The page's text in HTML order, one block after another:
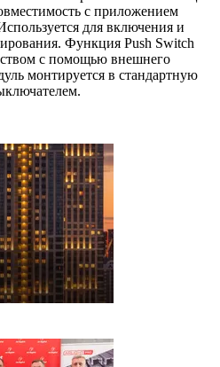
с приложением
для включения и
Функция Push Switch
с помощью внешнего
монтируется в стандартную